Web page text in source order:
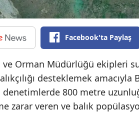
Facebook'ta Paylaş
ve Orman Müdürlüğü ekipleri
desteklemek
800 metre
zarar veren ve balık